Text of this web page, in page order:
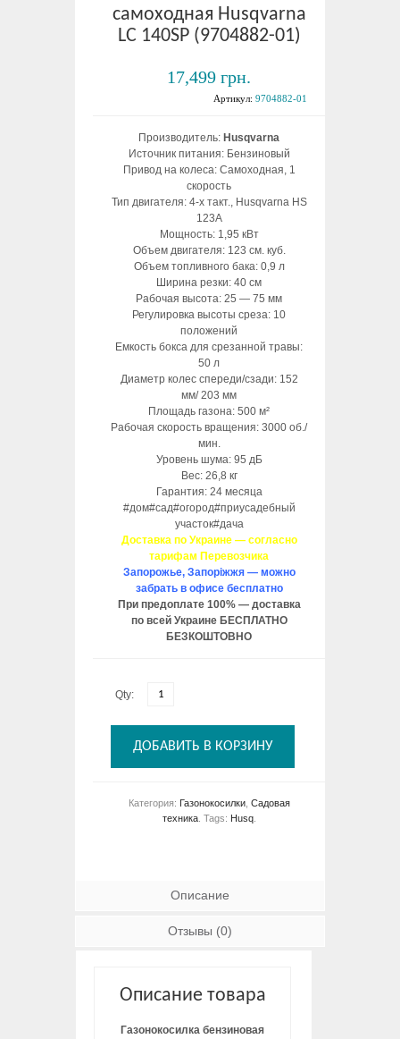
самоходная Husqvarna
LC 140SP (9704882-01)
17,499 грн.
Артикул: 9704882-01
Производитель: Husqvarna
Источник питания: Бензиновый
Привод на колеса: Самоходная, 1
скорость
Тип двигателя: 4-х такт., Husqvarna HS
123A
Мощность: 1,95 кВт
Объем двигателя: 123 см. куб.
Объем топливного бака: 0,9 л
Ширина резки: 40 см
Рабочая высота: 25 — 75 мм
Регулировка высоты среза: 10
положений
Емкость бокса для срезанной травы:
50 л
Диаметр колес спереди/сзади: 152
мм/ 203 мм
Площадь газона: 500 м²
Рабочая скорость вращения: 3000 об./
мин.
Уровень шума: 95 дБ
Вес: 26,8 кг
Гарантия: 24 месяца
#дом#сад#огород#приусадебный
участок#дача
Доставка по Украине — согласно
тарифам Перевозчика
Запорожье, Запоріжжя — можно
забрать в офисе бесплатно
При предоплате 100% — доставка
по всей Украине БЕСПЛАТНО
БЕЗКОШТОВНО
Qty:
ДОБАВИТЬ В КОРЗИНУ
Категория: Газонокосилки, Садовая
техника. Tags: Husq.
Описание
Отзывы (0)
Описание товара
Газонокосилка бензиновая